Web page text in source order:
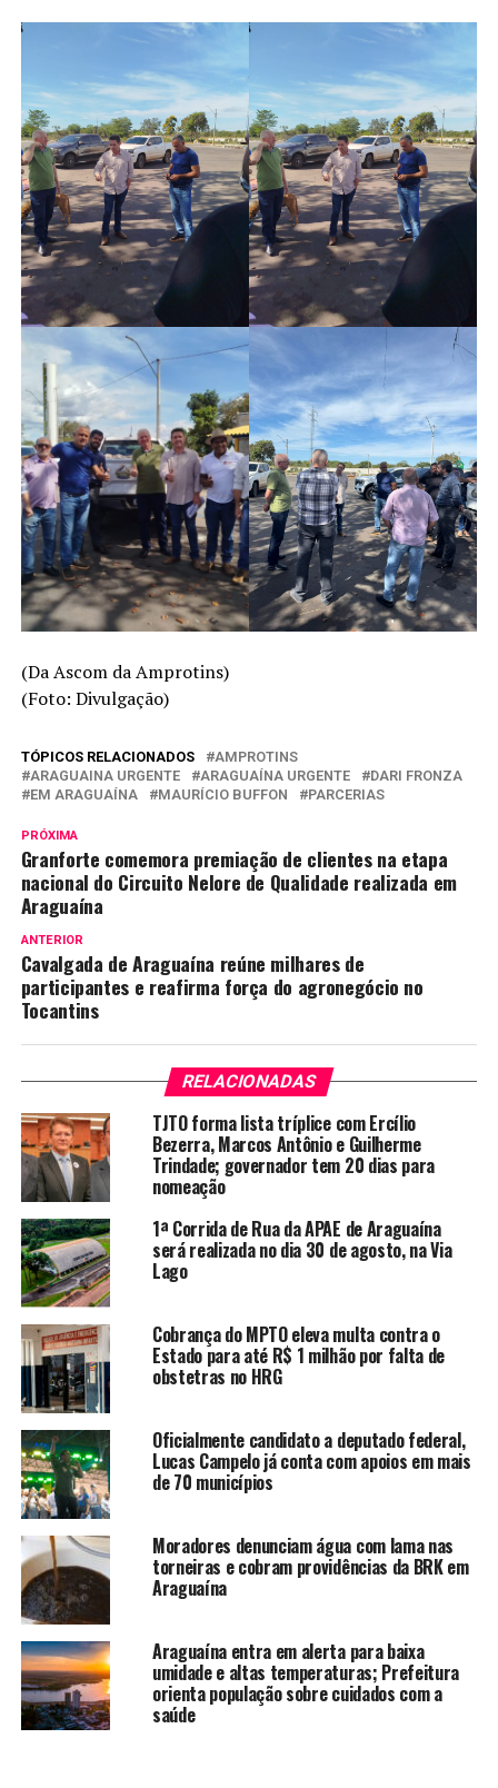
(Da Ascom da Amprotins)
(Foto: Divulgação)
TÓPICOS RELACIONADOS
AMPROTINS
ARAGUAINA URGENTE
ARAGUAÍNA URGENTE
DARI FRONZA
EM ARAGUAÍNA
MAURÍCIO BUFFON PARCERIAS
PRÓXIMA
Granforte comemora premiação de clientes na etapa
nacional do Circuito Nelore de Qualidade realizada em
Araguaína
ANTERIOR
Cavalgada de Araguaína reúne milhares de
participantes e reafirma força do agronegócio no
Tocantins
RELACIONADAS
TJTO forma lista tríplice com Ercílio
Bezerra, Marcos Antônio e Guilherme
Trindade; governador tem 20 dias para
nomeação
1ª Corrida de Rua da APAE de Araguaína
será realizada no dia 30 de agosto, na Via
Lago
Cobrança do MPTO eleva multa contra o
Estado para até R$ 1 milhão por falta de
obstetras no HRG
Oficialmente candidato a deputado federal,
Lucas Campelo já conta com apoios em mais
de 70 municípios
Moradores denunciam água com lama nas
torneiras e cobram providências da BRK em
Araguaína
Araguaína entra em alerta para baixa
umidade e altas temperaturas; Prefeitura
orienta população sobre cuidados com a
saúde